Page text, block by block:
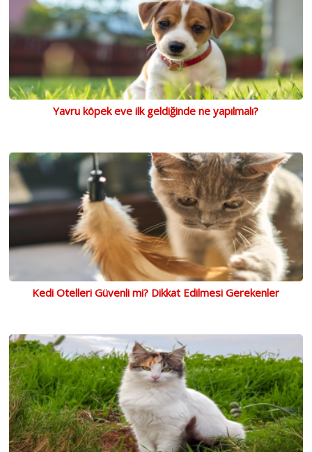
Yavru köpek eve ilk geldiğinde ne yapılmalı?
Kedi Otelleri Güvenli mi? Dikkat Edilmesi Gerekenler